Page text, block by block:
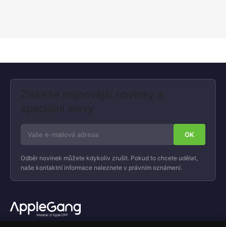
Získejte nejnovější novinky a
speciální slevy
Odběr novinek můžete kdykoliv zrušit. Pokud to chcete udělat,
naše kontaktní informace naleznete v právním oznámení.